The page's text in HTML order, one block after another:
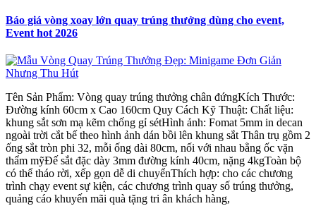
Báo giá vòng xoay lớn quay trúng thưởng dùng cho event,
Event hot 2026
Tên Sản Phẩm: Vòng quay trúng thưởng chân đứngKích Thước:
Đường kính 60cm x Cao 160cm Quy Cách Kỹ Thuật: Chất liệu:
khung sắt sơn mạ kẽm chống gỉ sétHình ảnh: Fomat 5mm in decan
ngoài trời cắt bế theo hình ảnh dán bồi lên khung sắt Thân trụ gồm 2
ống sắt tròn phi 32, mỗi ống dài 80cm, nối với nhau bằng ốc vặn
thẩm mỹĐế sắt đặc dày 3mm đường kính 40cm, nặng 4kgToàn bộ
có thể tháo rời, xếp gọn dễ di chuyểnThích hợp: cho các chương
trình chạy event sự kiện, các chương trình quay số trúng thưởng,
quảng cáo khuyến mãi quà tặng tri ân khách hàng,